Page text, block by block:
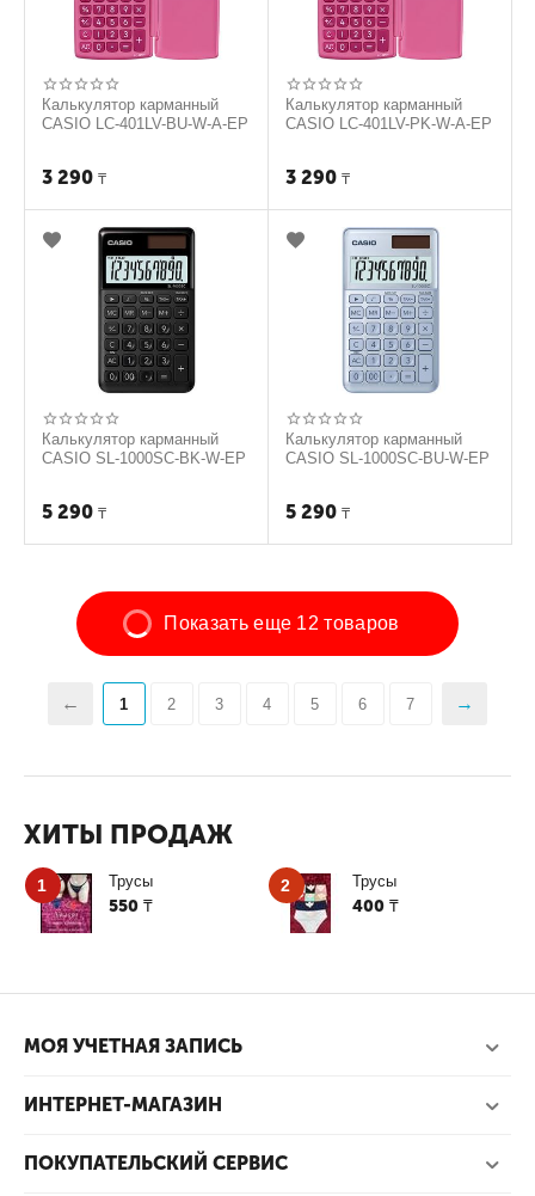
Калькулятор карманный
CASIO LC-401LV-BU-W-A-EP
3 290 ₸
Калькулятор карманный
CASIO LC-401LV-PK-W-A-EP
3 290 ₸
Калькулятор карманный
CASIO SL-1000SC-BK-W-EP
5 290 ₸
Калькулятор карманный
CASIO SL-1000SC-BU-W-EP
5 290 ₸
Показать еще 12 товаров
1 2 3 4 5 6 7
ХИТЫ ПРОДАЖ
1 Трусы
550 ₸
2 Трусы
400 ₸
МОЯ УЧЕТНАЯ ЗАПИСЬ
ИНТЕРНЕТ-МАГАЗИН
ПОКУПАТЕЛЬСКИЙ СЕРВИС